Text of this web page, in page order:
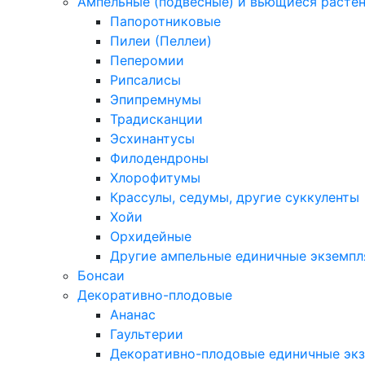
Папоротниковые
Пилеи (Пеллеи)
Пеперомии
Рипсалисы
Эпипремнумы
Традисканции
Эсхинантусы
Филодендроны
Хлорофитумы
Крассулы, седумы, другие суккуленты
Хойи
Орхидейные
Другие ампельные единичные
Бонсаи
Декоративно-плодовые
Ананас
Гаультерии
Декоративно-плодовые единичные